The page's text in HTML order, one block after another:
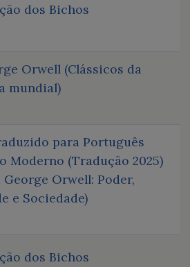
dos Bichos
Orwell (Clássicos da
mundial)
para Português
Moderno (Tradução 2025)
Orwell: Poder,
e Sociedade)
dos Bichos